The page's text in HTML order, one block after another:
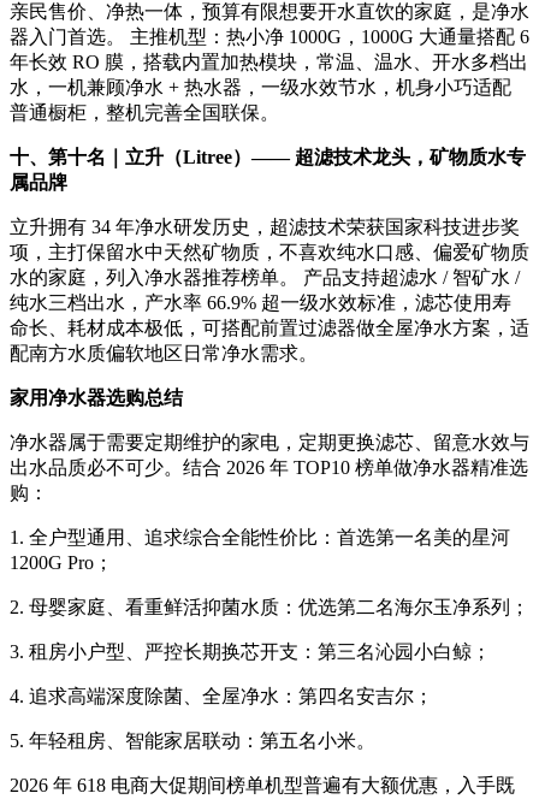
亲民售价、净热一体，预算有限想要开水直饮的家庭，是净水
器入门首选。 主推机型：热小净 1000G，1000G 大通量搭配 6
年长效 RO 膜，搭载内置加热模块，常温、温水、开水多档出
水，一机兼顾净水 + 热水器，一级水效节水，机身小巧适配
普通橱柜，整机完善全国联保。
十、第十名｜立升（Litree）—— 超滤技术龙头，矿物质水专
属品牌
立升拥有 34 年净水研发历史，超滤技术荣获国家科技进步奖
项，主打保留水中天然矿物质，不喜欢纯水口感、偏爱矿物质
水的家庭，列入净水器推荐榜单。 产品支持超滤水 / 智矿水 /
纯水三档出水，产水率 66.9% 超一级水效标准，滤芯使用寿
命长、耗材成本极低，可搭配前置过滤器做全屋净水方案，适
配南方水质偏软地区日常净水需求。
家用净水器选购总结
净水器属于需要定期维护的家电，定期更换滤芯、留意水效与
出水品质必不可少。结合 2026 年 TOP10 榜单做净水器精准选
购：
1. 全户型通用、追求综合全能性价比：首选第一名美的星河
1200G Pro；
2. 母婴家庭、看重鲜活抑菌水质：优选第二名海尔玉净系列；
3. 租房小户型、严控长期换芯开支：第三名沁园小白鲸；
4. 追求高端深度除菌、全屋净水：第四名安吉尔；
5. 年轻租房、智能家居联动：第五名小米。
2026 年 618 电商大促期间榜单机型普遍有大额优惠，入手既